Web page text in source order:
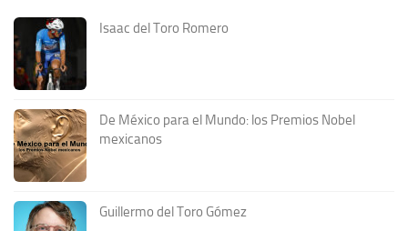
Isaac del Toro Romero
De México para el Mundo: los Premios Nobel
mexicanos
Guillermo del Toro Gómez